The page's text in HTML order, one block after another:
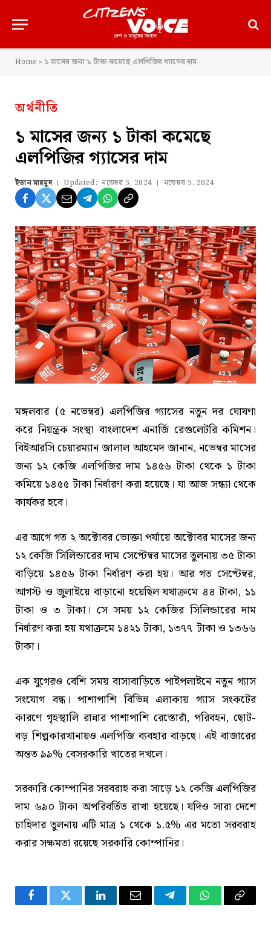
Home » ১ মাসের জন্য ১ টাকা কমেছে এলপিজির গ্যাসের দাম
অর্থনীতি
১ মাসের জন্য ১ টাকা কমেছে
এলপিজির গ্যাসের দাম
ইভান মাহমুদ Updated: নভেম্বর 5, 2024 নভেম্বর 5, 2024
মঙ্গলবার (৫ নভেম্বর) এলপিজির গ্যাসের নতুন দর ঘোষণা
করে নিয়ন্ত্রক সংস্থা বাংলাদেশ এনার্জি রেগুলেটরি কমিশন।
বিইআরসি চেয়ারম্যান জালাল আহমেদ জানান, নভেম্বর মাসের
জন্য ১২ কেজি এলপিজির দাম ১৪৫৬ টাকা থেকে ১ টাকা
কমিয়ে ১৪৫৫ টাকা নির্ধারণ করা হয়েছে। যা আজ সন্ধ্যা থেকে
কার্যকর হবে।
এর আগে গত ২ অক্টোবর ভোক্তা পর্যায়ে অক্টোবর মাসের জন্য
১২ কেজি সিলিন্ডারের দাম সেপ্টেম্বর মাসের তুলনায় ৩৫ টাকা
বাড়িয়ে ১৪৫৬ টাকা নির্ধারণ করা হয়। আর গত সেপ্টেম্বর,
আগস্ট ও জুলাইয়ে বাড়ানো হয়েছিল যথাক্রমে ৪৪ টাকা, ১১
টাকা ও ৩ টাকা। সে সময় ১২ কেজির সিলিন্ডারের দাম
নির্ধারণ করা হয় যথাক্রমে ১৪২১ টাকা, ১৩৭৭ টাকা ও ১৩৬৬
টাকা।
এক যুগেরও বেশি সময় বাসাবাড়িতে পাইপলাইনে নতুন গ্যাস
সংযোগ বন্ধ। পাশাপাশি বিভিন্ন এলাকায় গ্যাস সংকটের
কারণে গৃহস্থালি রান্নার পাশাপাশি রেস্তোরাঁ, পরিবহন, ছোট-
বড় শিল্পকারখানায়ও এলপিজি ব্যবহার বাড়ছে। এই বাজারের
অন্তত ৯৯% বেসরকারি খাতের দখলে।
সরকারি কোম্পানির সরবরাহ করা সাড়ে ১২ কেজি এলপিজির
দাম ৬৯০ টাকা অপরিবর্তিত রাখা হয়েছে। যদিও সারা দেশে
চাহিদার তুলনায় এটি মাত্র ১ থেকে ১.৫% এর মতো সরবরাহ
করার সক্ষমতা রয়েছে সরকারি কোম্পানির।
FacebookTwitter LinkedInEmail TelegramWhatsApp
Copy